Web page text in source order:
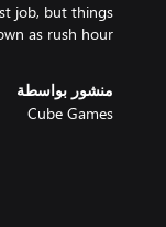
job, but things
as rush hour.
منشور بواسطة
Cube Games